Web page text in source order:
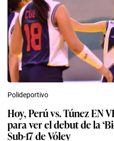
Polideportivo
Hoy, Perú vs. Túnez EN
para ver el debut de la
Sub-17 de Vóley